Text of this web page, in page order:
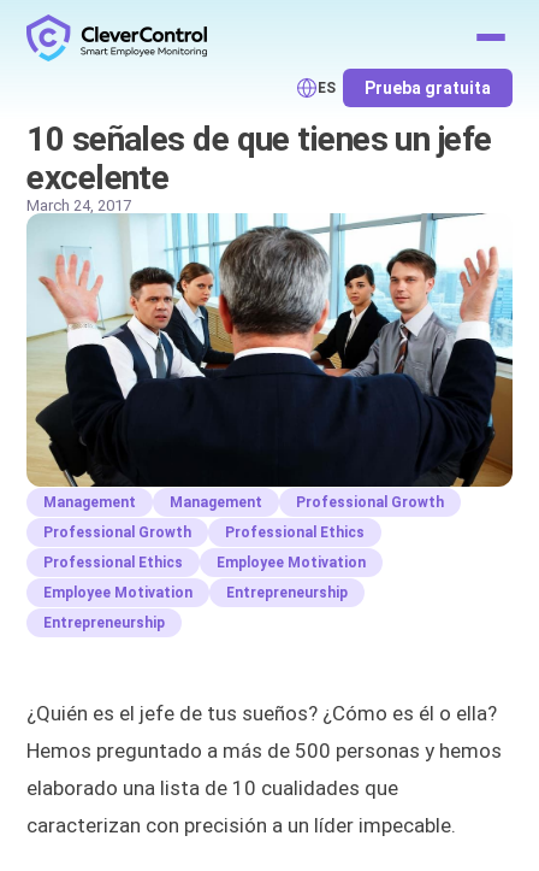
ES Prueba gratuita
10 señales de que tienes un jefe
excelente
March 24, 2017
Management Management
Professional Growth
Professional Growth
Professional Ethics
Professional Ethics
Employee Motivation
Employee Motivation
Entrepreneurship
Entrepreneurship
¿Quién es el jefe de tus sueños? ¿Cómo es él o ella?
Hemos preguntado a más de 500 personas y hemos
elaborado una lista de 10 cualidades que
caracterizan con precisión a un líder impecable.